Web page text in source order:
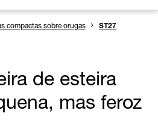
compactas sobre orugas ST27
de esteira
mas feroz